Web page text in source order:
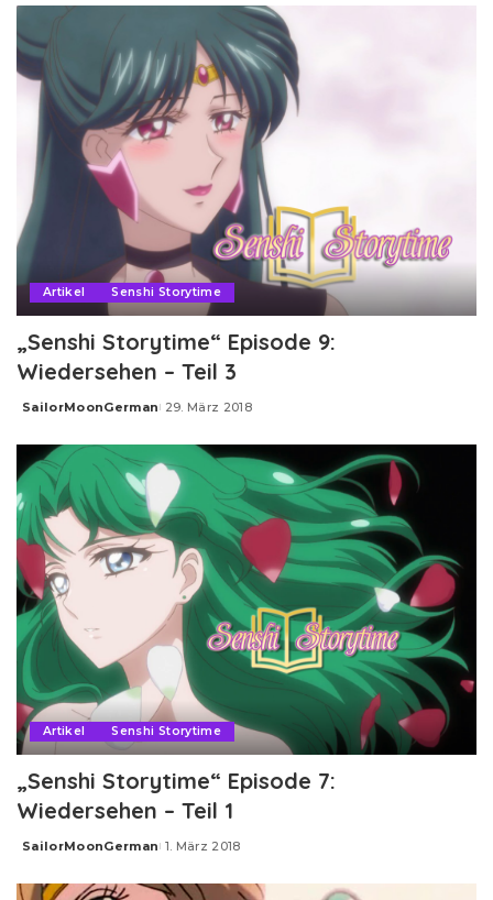
Artikel Senshi Storytime
„Senshi Storytime“ Episode 9:
Wiedersehen – Teil 3
Posted
SailorMoonGerman 29. März 2018
Artikel Senshi Storytime
„Senshi Storytime“ Episode 7:
Wiedersehen – Teil 1
Posted
SailorMoonGerman 1. März 2018